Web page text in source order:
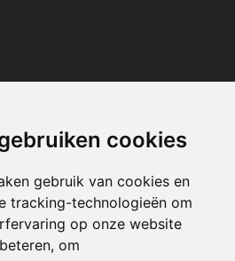
cookies
gebruik van cookies en
tracking-technologieën om
op onze website
om